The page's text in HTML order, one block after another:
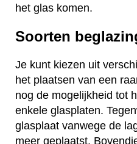
het glas komen.
Soorten
Je kunt kiezen uit
het plaatsen van een
nog de mogelijkheid tot
enkele glasplaten.
glasplaat vanwege de
meer geplaatst.